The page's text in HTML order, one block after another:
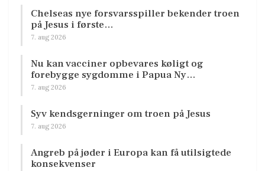
Chelseas nye forsvarsspiller bekender troen
på Jesus i første…
7. aug 2026
Nu kan vacciner opbevares køligt og
forebygge sygdomme i Papua Ny…
7. aug 2026
Syv kendsgerninger om troen på Jesus
7. aug 2026
Angreb på jøder i Europa kan få utilsigtede
konsekvenser